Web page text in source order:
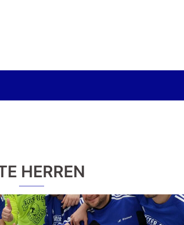
HERREN